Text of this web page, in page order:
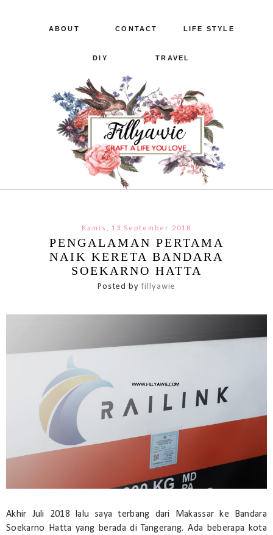
ABOUT CONTACT LIFE STYLE
DIY TRAVEL
Kamis, 13 September 2018
PENGALAMAN PERTAMA
NAIK KERETA BANDARA
SOEKARNO HATTA
Posted byfillyawie
Akhir Juli 2018 lalu saya terbang dari Makassar ke Bandara
Soekarno Hatta yang berada di Tangerang. Ada beberapa kota